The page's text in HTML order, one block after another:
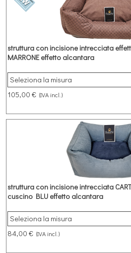
struttura con incisione intrecciata
MARRONE effetto alcantara
Cuccia rettangolare in microfibra
incisione intrecciata effetto 3D e
alcantara
105,00 € (IVA incl.)
struttura con incisione intrecciata
cuscino BLU effetto alcantara
Cuccia rettangolare in microfibra
con incisione intrecciata e cuscino
84,00 € (IVA incl.)